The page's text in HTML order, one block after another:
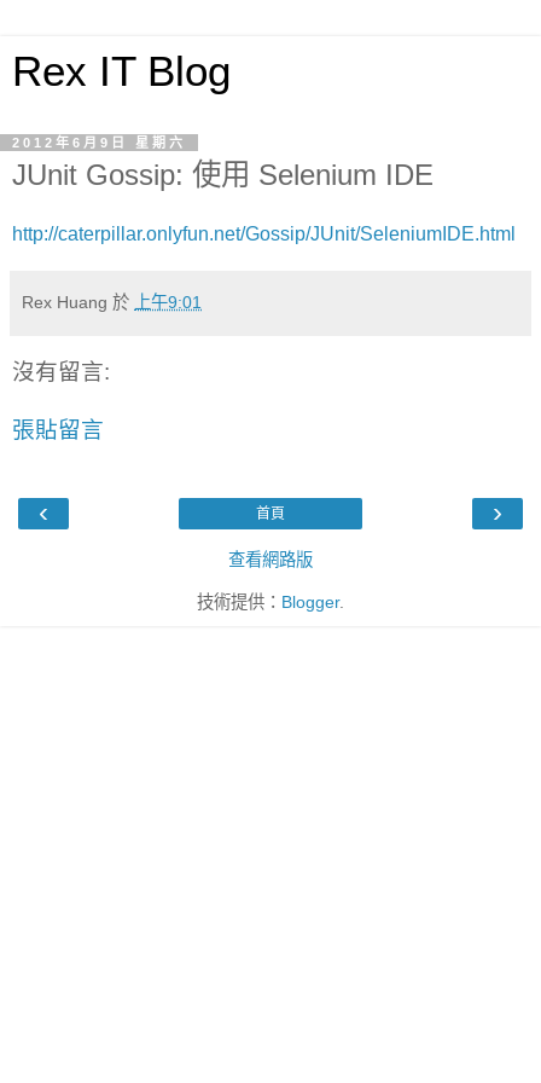
Rex IT Blog
2012年6月9日 星期六
JUnit Gossip: 使用 Selenium IDE
http://caterpillar.onlyfun.net/Gossip/JUnit/SeleniumIDE.html
Rex Huang 於 上午9:01
沒有留言:
張貼留言
‹ ›
首頁
查看網路版
技術提供： Blogger.